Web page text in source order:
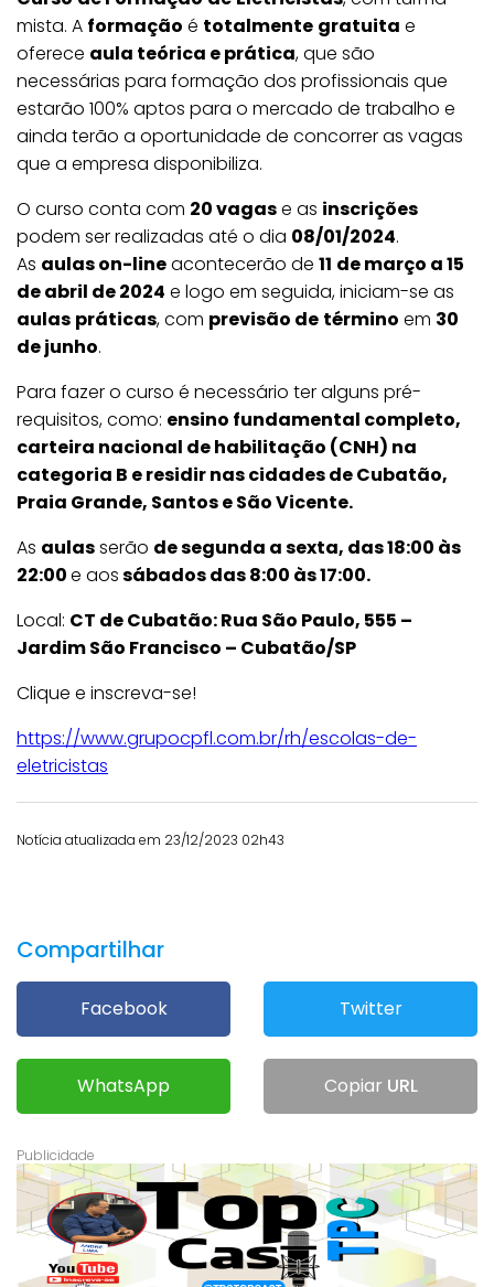
mista. A formação é totalmente gratuita e
oferece aula teórica e prática, que são
necessárias para formação dos profissionais que
estarão 100% aptos para o mercado de trabalho e
ainda terão a oportunidade de concorrer as vagas
que a empresa disponibiliza.
O curso conta com 20 vagase as inscrições
podem ser realizadas até o dia 08/01/2024.
As aulas on-lineacontecerão de 11 de março a 15
de abril de 2024 e logo em seguida, iniciam-se as
aulas práticas, com previsão de término em 30
de junho.
Para fazer o curso é necessário ter alguns pré-
requisitos, como: ensino fundamental completo,
carteira nacional de habilitação (CNH) na
categoria B e residir nas cidades de Cubatão,
Praia Grande, Santos e São Vicente.
As aulasserão de segunda a sexta, das 18:00 às
22:00e aossábados das 8:00 às 17:00.
Local: CT de Cubatão: Rua São Paulo, 555 –
Jardim São Francisco – Cubatão/SP
Clique e inscreva-se!
https://www.grupocpfl.com.br/rh/escolas-de-
eletricistas
Notícia atualizada em 23/12/2023 02h43
Compartilhar
Facebook Twitter
WhatsApp Copiar URL